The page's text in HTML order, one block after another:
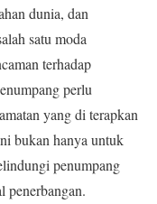
dunia, dan
satu moda
terhadap
perlu
yang di terapkan
bukan hanya untuk
penumpang
penerbangan.